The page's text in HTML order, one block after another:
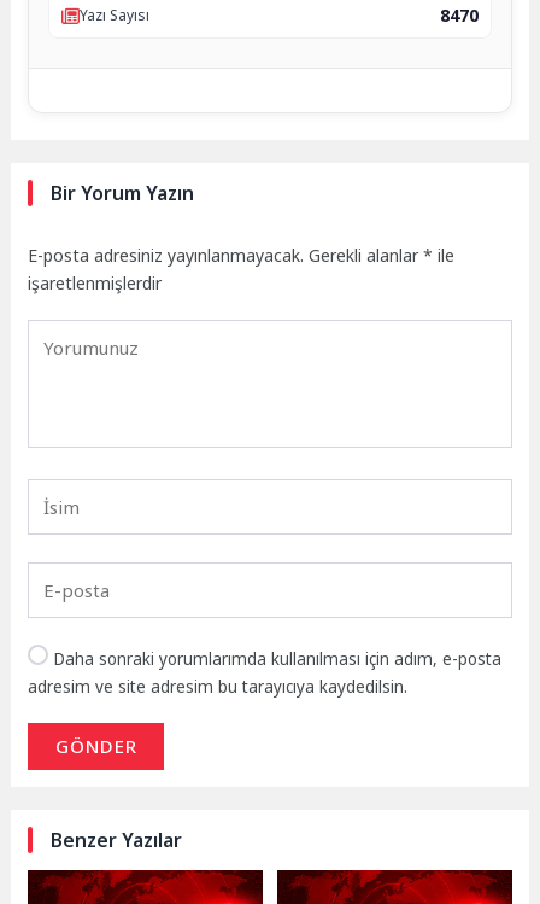
Yazı Sayısı
8470
Bir Yorum Yazın
E-posta adresiniz yayınlanmayacak. Gerekli alanlar* ile
işaretlenmişlerdir
Daha sonraki yorumlarımda kullanılması için adım, e-posta
adresim ve site adresim bu tarayıcıya kaydedilsin.
GÖNDER
Benzer Yazılar